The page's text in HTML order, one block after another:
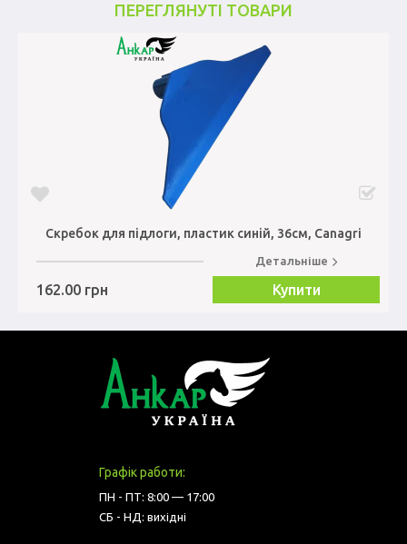
ПЕРЕГЛЯНУТІ ТОВАРИ
Скребок для підлоги, пластик синій, 36см, Canagri
162.00 грн
Детальніше
Купити
Графік работи:
ПН - ПТ: 8:00 — 17:00
СБ - НД: вихідні